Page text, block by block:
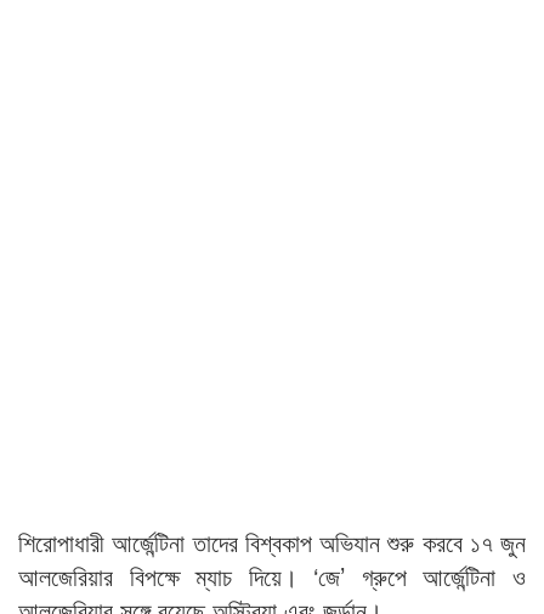
শিরোপাধারী আর্জেন্টিনা তাদের বিশ্বকাপ অভিযান শুরু করবে ১৭ জুন
আলজেরিয়ার বিপক্ষে ম্যাচ দিয়ে। ‘জে’ গ্রুপে আর্জেন্টিনা ও